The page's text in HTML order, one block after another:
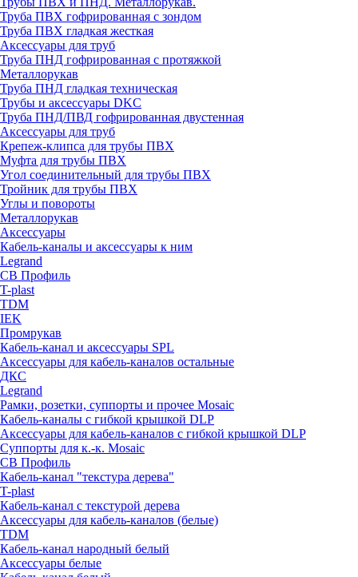
Труба ПВХ гофрированная с зондом
Труба ПВХ гладкая жесткая
Аксессуары для труб
Труба ПНД гофрированная с протяжкой
Металлорукав
Труба ПНД гладкая техническая
Трубы и аксессуары DKC
Труба ПНД/ПВД гофрированная двустенная
Аксессуары для труб
Крепеж-клипса для трубы ПВХ
Муфта для трубы ПВХ
Угол соединительный для трубы ПВХ
Тройник для трубы ПВХ
Углы и повороты
Металлорукав
Аксессуары
Кабель-каналы и аксессуары к ним
Legrand
СВ Профиль
T-plast
TDM
IEK
Промрукав
Кабель-канал и аксессуары SPL
Аксессуары для кабель-каналов остальные
ДКС
Legrand
Рамки, розетки, суппорты и прочее Mosaic
Кабель-каналы с гибкой крышкой DLP
Аксессуары для кабель-каналов с гибкой крышкой DLP
Суппорты для к.-к. Mosaic
СВ Профиль
Кабель-канал "текстура дерева"
T-plast
Кабель-канал с текстурой дерева
Аксессуары для кабель-каналов (белые)
TDM
Кабель-канал народный белый
Аксессуары белые